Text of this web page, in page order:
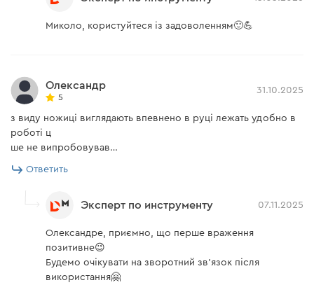
Миколо, користуйтеся із задоволенням🙂💪
Олександр
5
31.10.2025
з виду ножиці виглядають впевнено в руці лежать удобно в
роботі ц
ше не випробовував…
Ответить
Эксперт по инструменту 07.11.2025
Олександре, приємно, що перше враження
позитивне😉
Будемо очікувати на зворотний зв'язок після
використання🤗